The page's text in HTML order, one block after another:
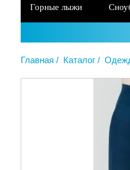
Горные лыжи
Главная Каталог